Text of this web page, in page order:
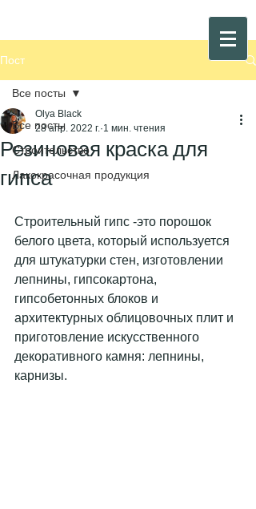
Пост
Все посты
Строительство
Лакокрасочная продукция
Все посты
Резиновая краска для
гипса
Olya Black
28 апр. 2022 г. 1 мин. чтения
Строительный гипс -это порошок
белого цвета, который используется
для штукатурки стен, изготовлении
лепнины, гипсокартона,
гипсобетонных блоков и
архитектурных облицовочных плит и
приготовление искусственного
декоративного камня: лепнины,
карнизы.